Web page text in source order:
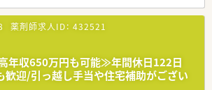
める人物像について】
来的な体制強化を見据えた募集のため、正社員と
募しています。
ミュニケーション能力を重視しており、周囲と協
ける方を歓迎します。
柔軟に対応できる方や、成長意欲を持って業務に
薬剤師求人ID： 432521
高年収650万円も可能≫年間休日122日
歓迎/引っ越し手当や住宅補助がござい